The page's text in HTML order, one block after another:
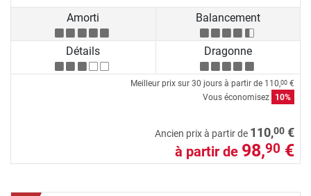
Amorti Balancement
Détails Dragonne
Meilleur prix sur 30 jours à partir de 110,00 €
Vous économisez
10%
Ancien prix à partir de 110,00 €
à partir de 98,90 €